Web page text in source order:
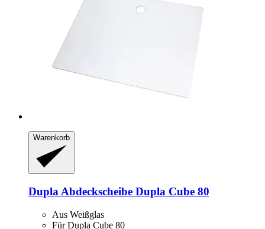
Warenkorb
Dupla Abdeckscheibe Dupla Cube 80
Aus Weißglas
Für Dupla Cube 80